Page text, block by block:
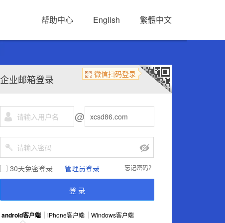
帮助中心 English 繁體中文
企业邮箱登录 微信扫码登录
@
30天免密登录 管理员登录 忘记密码？
android客户端 iPhone客户端 Windows客户端